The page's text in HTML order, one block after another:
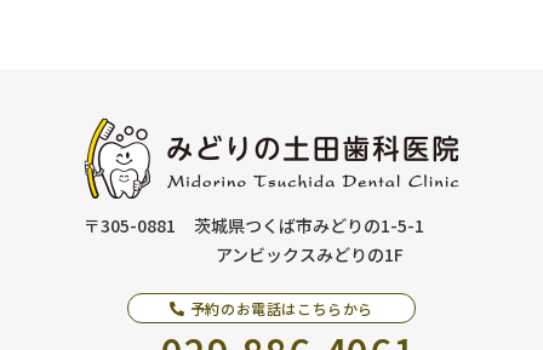
〒305-0881
茨城県つくば市みどりの1-5-1
アンビックスみどりの1F
予約のお電話はこちらから